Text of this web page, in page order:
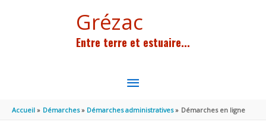
Grézac
Entre terre et estuaire...
MENU
PRINCIPAL
Accueil Démarches Démarches administratives Démarches en ligne